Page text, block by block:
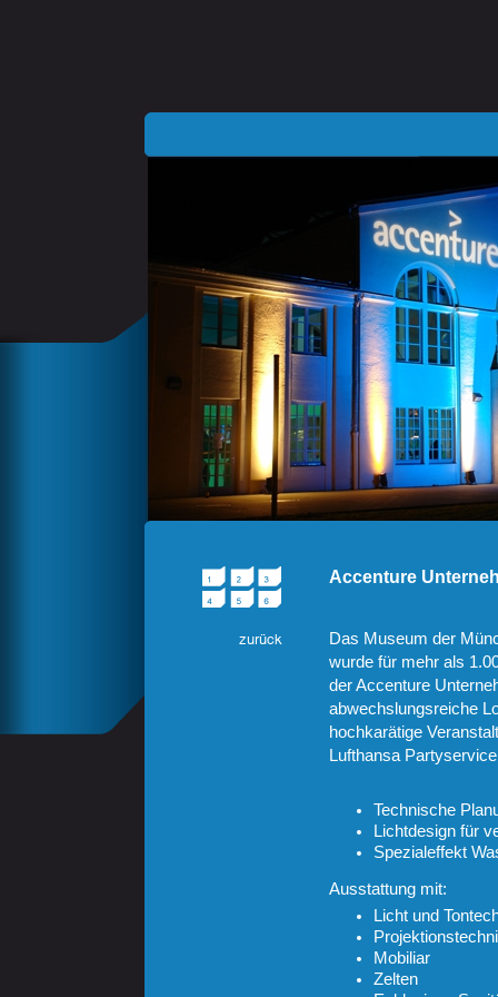
Accenture
Das Museum der
wurde für mehr als
der Accenture
abwechslungsreiche
hochkarätige
Lufthansa
Technische
Lichtdesign für
Spezialeffekt
Ausstattung mit:
Licht und
Mobiliar
Zelten